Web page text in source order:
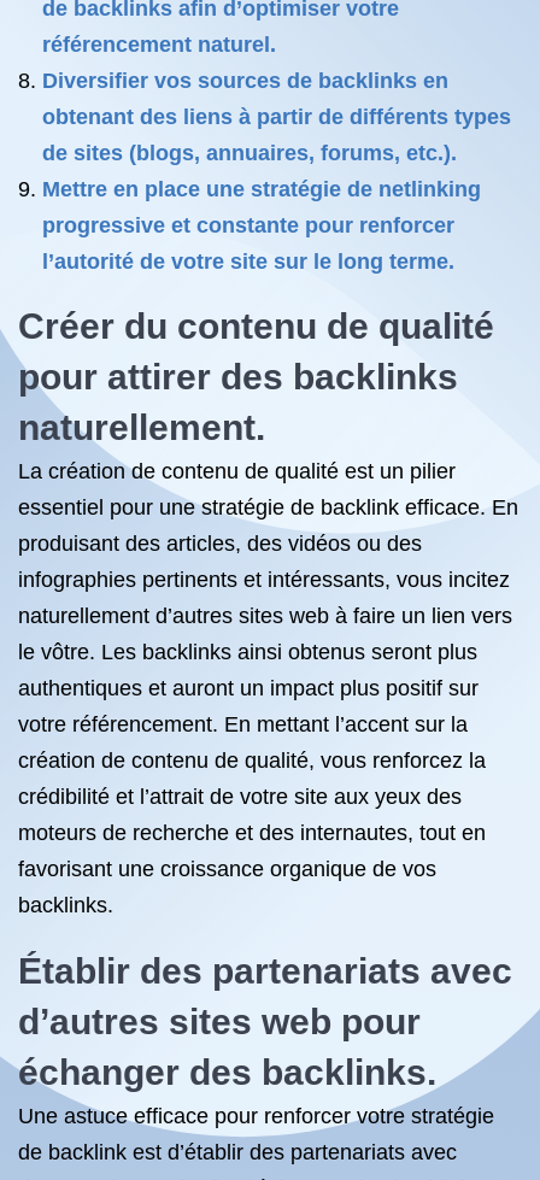
de backlinks afin d’optimiser votre
référencement naturel.
Diversifier vos sources de backlinks en
obtenant des liens à partir de différents types
de sites (blogs, annuaires, forums, etc.).
Mettre en place une stratégie de netlinking
progressive et constante pour renforcer
l’autorité de votre site sur le long terme.
Créer du contenu de qualité
pour attirer des backlinks
naturellement.
La création de contenu de qualité est un pilier
essentiel pour une stratégie de backlink efficace. En
produisant des articles, des vidéos ou des
infographies pertinents et intéressants, vous incitez
naturellement d’autres sites web à faire un lien vers
le vôtre. Les backlinks ainsi obtenus seront plus
authentiques et auront un impact plus positif sur
votre référencement. En mettant l’accent sur la
création de contenu de qualité, vous renforcez la
crédibilité et l’attrait de votre site aux yeux des
moteurs de recherche et des internautes, tout en
favorisant une croissance organique de vos
backlinks.
Établir des partenariats avec
d’autres sites web pour
échanger des backlinks.
Une astuce efficace pour renforcer votre stratégie
de backlink est d’établir des partenariats avec